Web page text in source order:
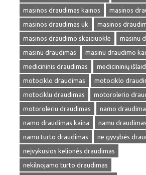
masinos draudimas kainos
masinos
masinos draudimas uk
masinos
masinos draudimo skaiciuokle
masinu
masinu draudimas
masinu draudimo
medicininis draudimas
medicininių
motociklo draudimas
motociklo
motociklu draudimas
motorolerio
motoroleriu draudimas
namo
namo draudimas kaina
namu draudimas
namu turto draudimas
ne gyvybės
neįvykusios kelionės draudimas
nekilnojamo turto draudimas